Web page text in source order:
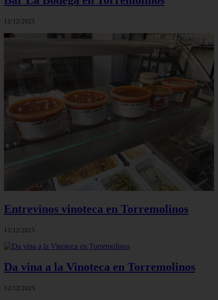
12/12/2025
Entrevinos vinoteca en Torremolinos
12/12/2025
Da vina a la Vinoteca en Torremolinos
12/12/2025